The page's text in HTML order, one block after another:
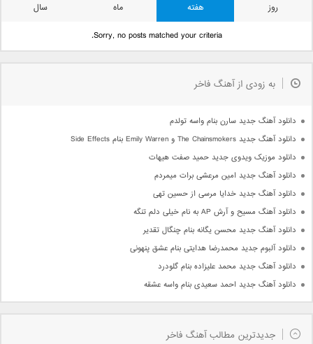
روز هفته ماه
سال
Sorry, no posts matched your criteria.
به زودی از آهنگ فاخر
دانلود آهنگ جدید سارن بنام واسه تولدم
دانلود آهنگ جدید The Chainsmokers و Emily Warren بنام Side Effects
دانلود موزیک ویدوی جدید حمید صفت هیهات
دانلود آهنگ جدید امین مرعشی برات میمردم
دانلود آهنگ جدید خدایا مرسی از حسین تهی
دانلود آهنگ مسیح و آرش AP به نام خیلی دلم تنگه
دانلود آهنگ جدید محسن یگانه بنام چنگال تقدیر
دانلود آلبوم جدید محمدرضا هدایتی بنام عشق پنهونی
دانلود آهنگ جدید محمد علیزاده بنام گلودرد
دانلود آهنگ جدید احمد سعیدی بنام واسه عشقه
جدیدترین مطالب آهنگ فاخر